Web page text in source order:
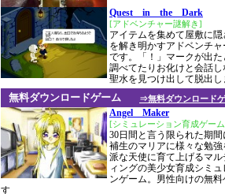
Quest in the Dark
[アドベンチャー謎解き]
アイテムを集めて屋敷に隠
を解き明かすアドベンチャ
です。「！」マークが出た
調べてたりお化けと会話し
聖水を見つけ出して脱出し
⇒無料ダウンロード
無料ダウンロードゲーム
Angel Maker
[シミュレーション育成ゲー
30日間と言う限られた期
補生のマリアに様々な勉強
派な天使に育て上げるマル
ィングの美少女育成シミュ
ンゲーム。男性向けの無
す